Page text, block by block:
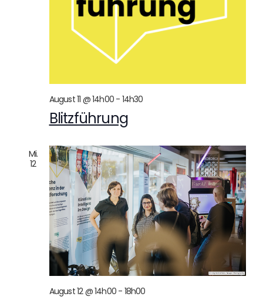
Blitzführung
August 11 @ 14h00- 14h30
Mi.
12
August 12 @ 14h00- 18h00